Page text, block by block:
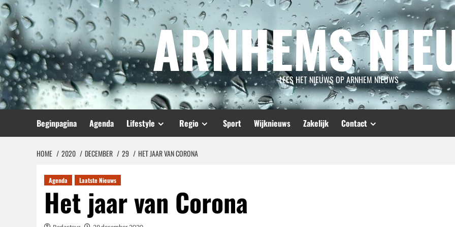
Spring
naar
inhoud
ARNHEMS
LEES HET NIEUWS OP ARNHEM NIEUWS
Beginpagina Agenda Lifestyle Regio Sport Wijknieuws Zakelijk Contact
HOME 2020 DECEMBER 29 HET JAAR VAN CORONA
Agenda Laatste Nieuws
Het jaar van Corona